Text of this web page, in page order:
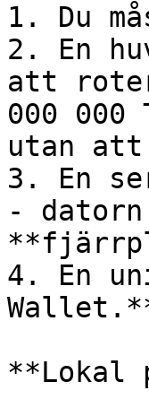
1. Du
2. En
att
000 000
utan att
3. En
- datorn
4. En